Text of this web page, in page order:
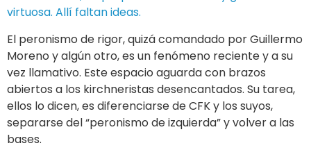
virtuosa. Allí faltan ideas.
El peronismo de rigor, quizá comandado por Guillermo
Moreno y algún otro, es un fenómeno reciente y a su
vez llamativo. Este espacio aguarda con brazos
abiertos a los kirchneristas desencantados. Su tarea,
ellos lo dicen, es diferenciarse de CFK y los suyos,
separarse del “peronismo de izquierda” y volver a las
bases.